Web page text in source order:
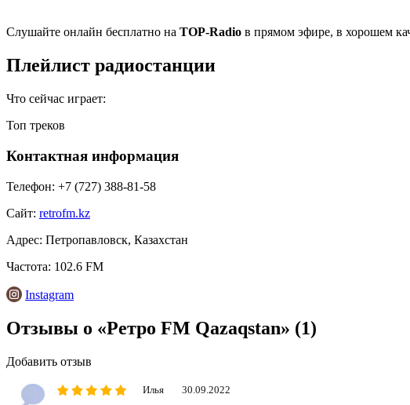
Cлушайте онлайн бесплатно на TOP-Radio в прямом эфире, в хорошем
Плейлист радиостанции
Что сейчас играет:
Топ треков
Контактная информация
Телефон: +7 (727) 388-81-58
Сайт: retrofm.kz
Адрес: Петропавловск, Казахстан
Частота: 102.6 FM
Instagram
Отзывы о «Ретро FM Qazaqstan» (1)
Добавить отзыв
Илья 30.09.2022